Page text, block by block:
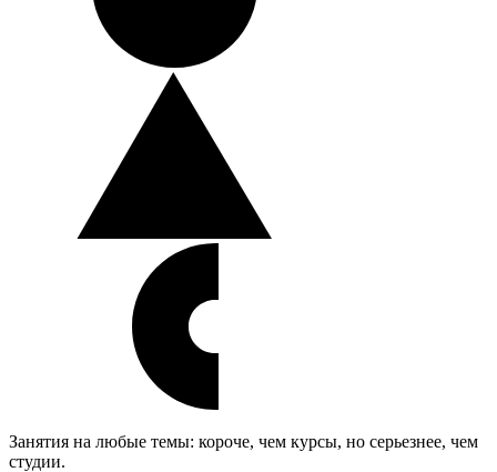
Занятия на любые темы: короче, чем курсы, но серьезнее, чем
студии.